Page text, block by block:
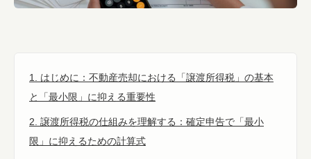
1. はじめに：不動産売却における「譲渡所得税」の基本
と「最小限」に抑える重要性
2. 譲渡所得税の仕組みを理解する：確定申告で「最小
限」に抑えるための計算式